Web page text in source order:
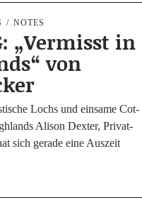
NOTES
„Vermisst in
von
Lochs und ein­sa­me Cot­
Ali­son Dex­ter, Pri­vat­
sich gera­de eine Aus­zeit